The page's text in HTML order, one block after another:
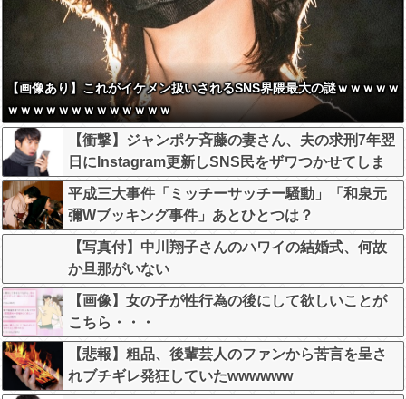
【画像あり】これがイケメン扱いされるSNS界隈最大の謎ｗｗｗｗｗ
ｗｗｗｗｗｗｗｗｗｗｗｗｗ
【衝撃】ジャンポケ斉藤の妻さん、夫の求刑7年翌
日にInstagram更新しSNS民をザワつかせてしま
う…
平成三大事件「ミッチーサッチー騒動」「和泉元
彌Wブッキング事件」あとひとつは？
【写真付】中川翔子さんのハワイの結婚式、何故
か旦那がいない
【画像】女の子が性行為の後にして欲しいことが
こちら・・・
【悲報】粗品、後輩芸人のファンから苦言を呈さ
れブチギレ発狂していたwwwwww